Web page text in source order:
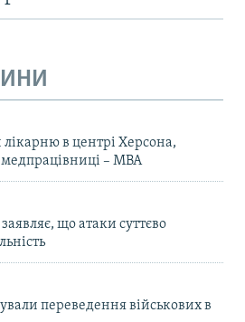
лікарню в центрі Херсона,
– МВА
що атаки суттєво
переведення військових в